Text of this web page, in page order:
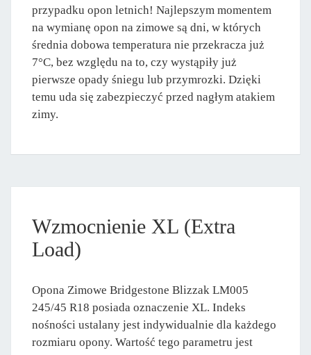
przypadku opon letnich! Najlepszym momentem
na wymianę opon na zimowe są dni, w których
średnia dobowa temperatura nie przekracza już
7°C, bez względu na to, czy wystąpiły już
pierwsze opady śniegu lub przymrozki. Dzięki
temu uda się zabezpieczyć przed nagłym atakiem
zimy.
Wzmocnienie XL (Extra
Load)
Opona Zimowe Bridgestone Blizzak LM005
245/45 R18 posiada oznaczenie XL. Indeks
nośności ustalany jest indywidualnie dla każdego
rozmiaru opony. Wartość tego parametru jest